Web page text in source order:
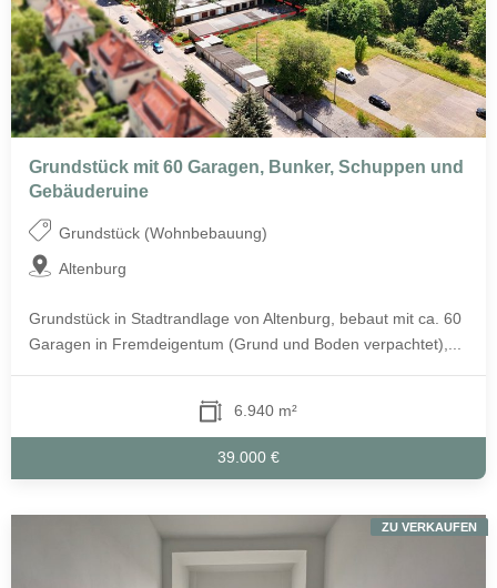
Grundstück mit 60 Garagen, Bunker, Schuppen und
Gebäuderuine
Grundstück (Wohnbebauung)
Altenburg
Grundstück in Stadtrandlage von Altenburg, bebaut mit ca. 60
Garagen in Fremdeigentum (Grund und Boden verpachtet),...
6.940 m²
39.000 €
ZU VERKAUFEN